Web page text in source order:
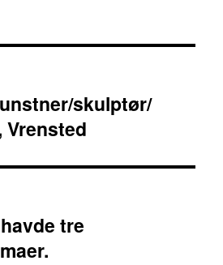
skulptør/
Vrensted
tre